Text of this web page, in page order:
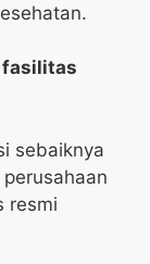
fasilitas
sebaiknya
resmi